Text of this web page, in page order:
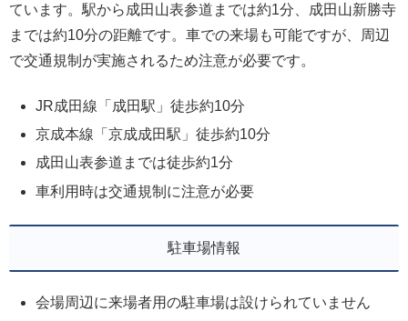
ています。駅から成田山表参道までは約1分、成田山新勝寺
までは約10分の距離です。車での来場も可能ですが、周辺
で交通規制が実施されるため注意が必要です。
JR成田線「成田駅」徒歩約10分
京成本線「京成成田駅」徒歩約10分
成田山表参道までは徒歩約1分
車利用時は交通規制に注意が必要
駐車場情報
会場周辺に来場者用の駐車場は設けられていません